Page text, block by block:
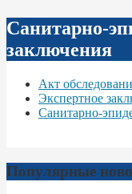
Санитарно-
заключения
Акт
Экспертное
Санитарно-
Популярные